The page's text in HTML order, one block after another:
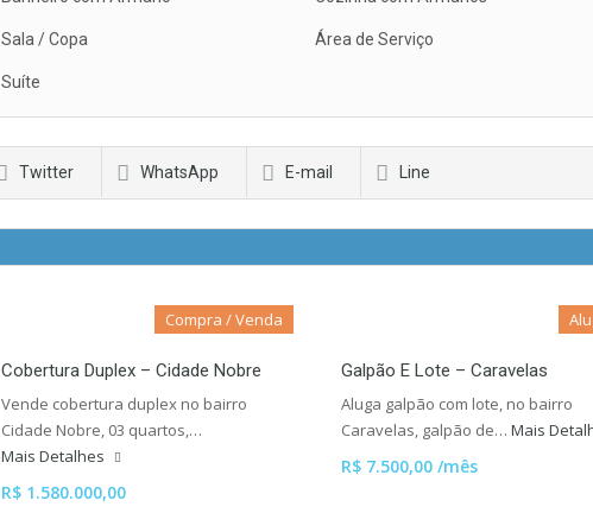
Sala / Copa Área de Serviço
Suíte
Twitter WhatsApp E-mail Line
Compra / Venda
Cobertura Duplex – Cidade Nobre
Vende cobertura duplex no bairro
Cidade Nobre, 03 quartos,…
Mais Detalhes
R$ 1.580.000,00
Galpão E Lote – Caravelas
Aluga galpão com lote, no bairro
Caravelas, galpão de… Mais
R$ 7.500,00 /mês